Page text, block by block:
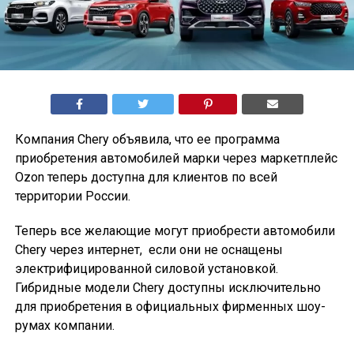
Компания Chery объявила, что ее программа
приобретения автомобилей марки через маркетплейс
Ozon теперь доступна для клиентов по всей
территории России.
Теперь все желающие могут приобрести автомобили
Chery через интернет, если они не оснащены
электрифицированной силовой установкой.
Гибридные модели Chery доступны исключительно
для приобретения в официальных фирменных шоу-
румах компании.